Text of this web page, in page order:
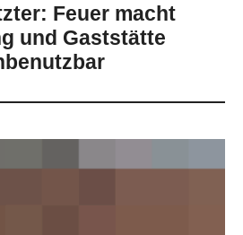
Feuer macht
und Gaststätte